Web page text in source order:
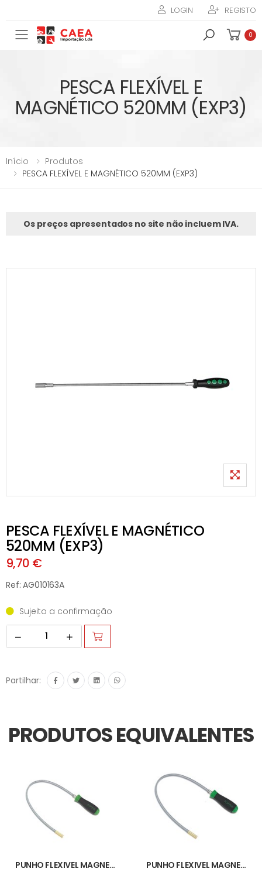
LOGIN REGISTO
Toggle mobile menu 0
PESCA FLEXÍVEL E
MAGNÉTICO 520MM (EXP3)
Início
Produtos
PESCA FLEXÍVEL E MAGNÉTICO 520MM (EXP3)
Os preços apresentados no site não incluem IVA.
PESCA FLEXÍVEL E MAGNÉTICO
520MM (EXP3)
9,70 €
Ref: AG010163A
Sujeito a confirmação
Partilhar:
PRODUTOS EQUIVALENTES
PUNHO FLEXIVEL MAGNETICO EXP TOP PUNHO FLEXIVEL MAGNETICO